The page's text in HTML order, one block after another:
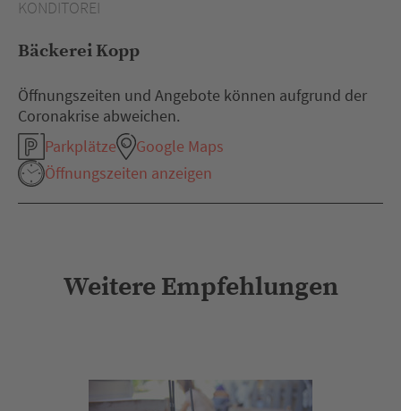
KONDITOREI
Bäckerei Kopp
Öffnungszeiten und Angebote können aufgrund der
Coronakrise abweichen.
Parkplätze
Google Maps
Öffnungszeiten anzeigen
Weitere Empfehlungen